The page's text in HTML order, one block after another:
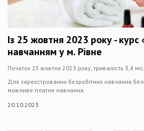
Із 25 жовтня 2023 року -
навчанням у м. Рівне
Початок 25 жовтня 2023 року, тривалість 3,4
Для зареєстрованих безробітних навчання
можливе платне навчання.
20.10.2023